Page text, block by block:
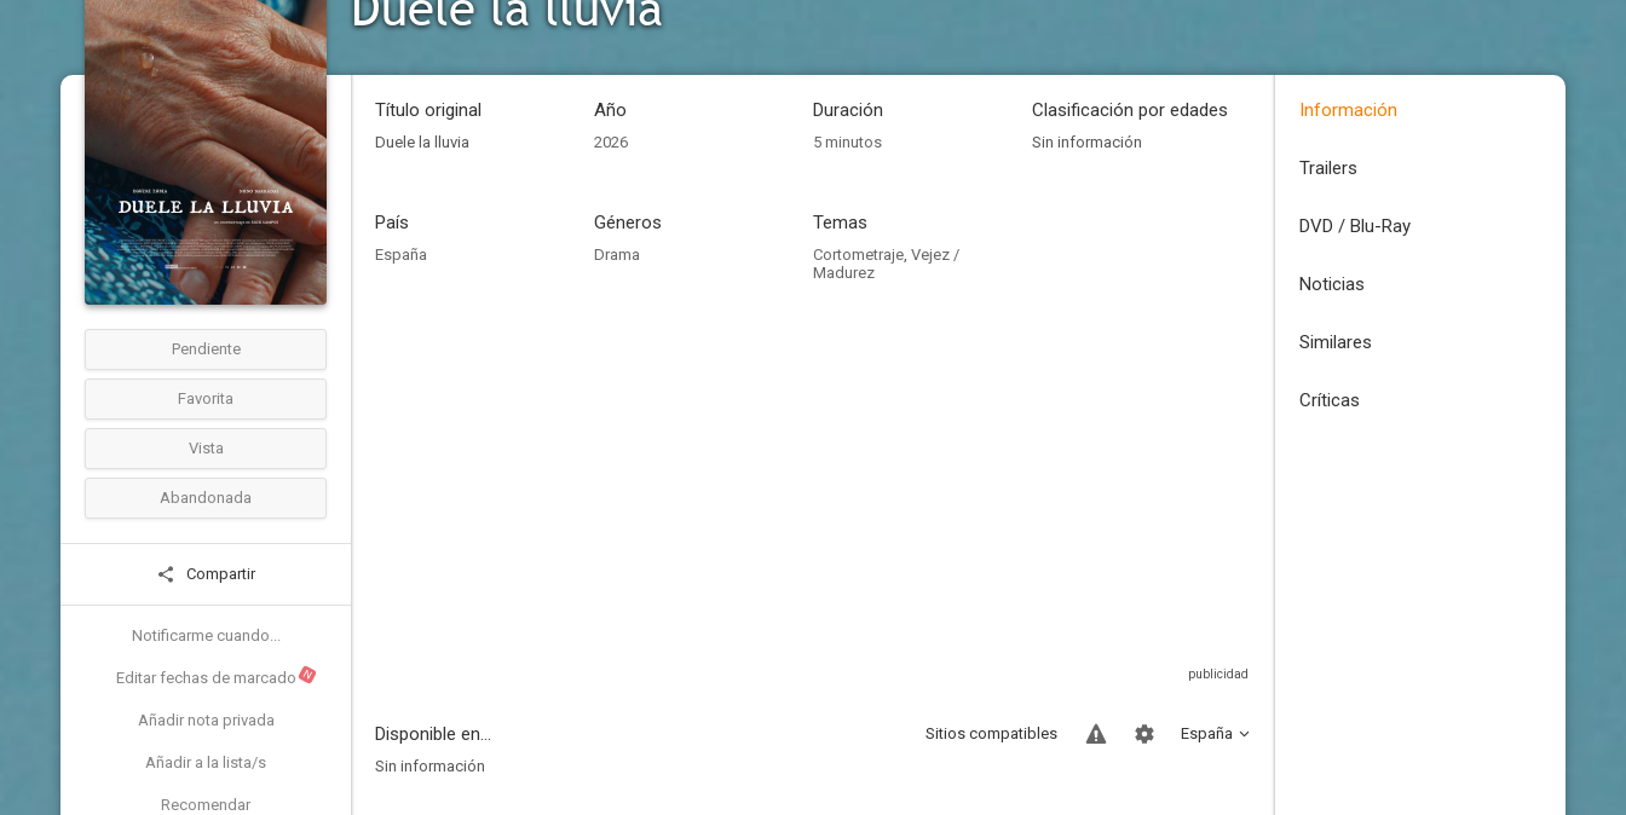
Pendiente
Favorita
Vista
Abandonada
Compartir
Notificarme cuando...
Editar fechas de marcado N
Añadir nota privada
Añadir a la lista/s
Recomendar
Título original
Duele la lluvia
Año
2026
Duración
5 minutos
Clasificación por edades
Sin información
País
España
Géneros
Drama
Temas
Cortometraje, Vejez /
Madurez
Disponible en... España
Sitios compatibles
Sin información
Información
Trailers
DVD / Blu-Ray
Noticias
Similares
Críticas